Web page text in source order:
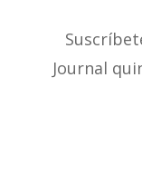
Journal